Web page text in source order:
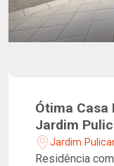
Ótima Casa
Jardim
Jardim
Residência